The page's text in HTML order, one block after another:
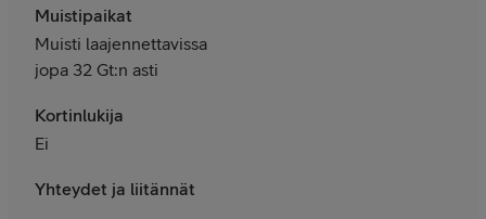
Muistipaikat
Muisti laajennettavissa
jopa 32 Gt:n asti
Kortinlukija
Ei
Yhteydet ja liitännät